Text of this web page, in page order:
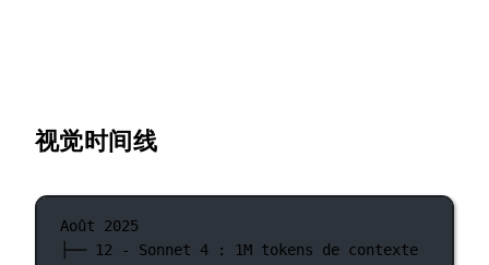
视觉时间线
Août 2025
├── 12 - Sonnet 4 : 1M tokens de contexte